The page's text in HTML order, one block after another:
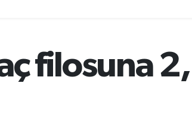
64.927,78 %1.32
filosuna